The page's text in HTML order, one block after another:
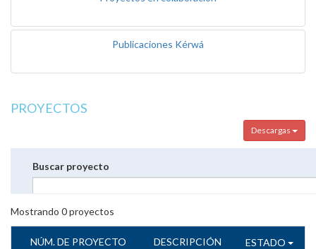
Publicaciones Kérwá
PROYECTOS
Descargas
Buscar proyecto
Mostrando 0proyectos
NÚM. DE PROYECTO DESCRIPCIÓN ESTADO